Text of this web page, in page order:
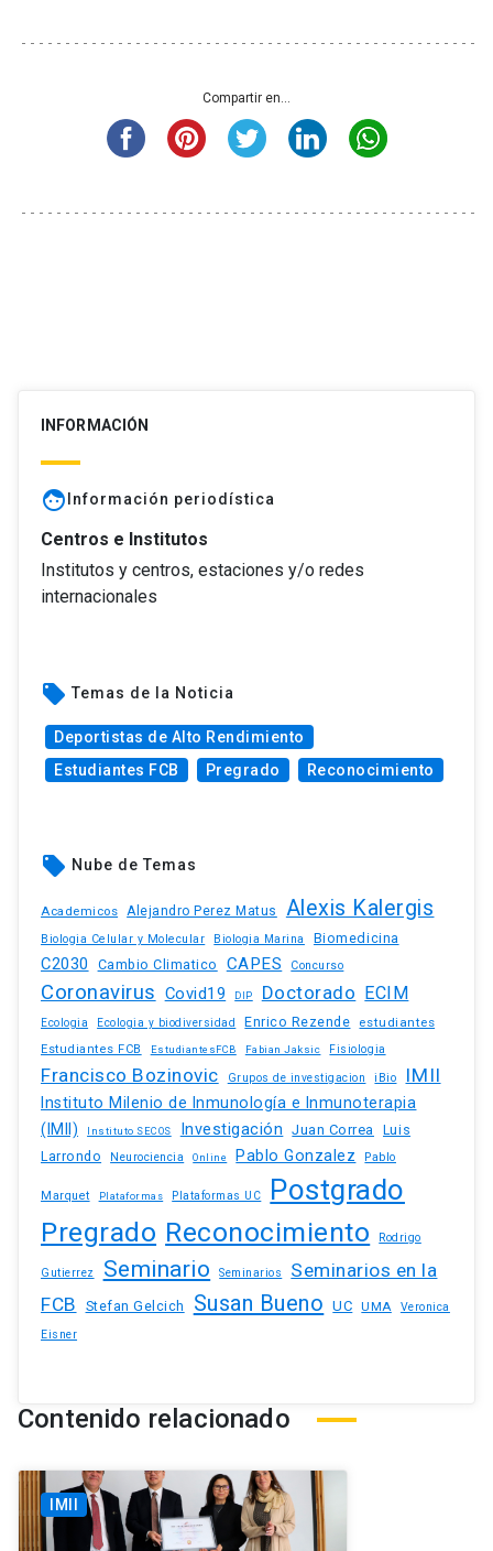
Compartir en...
INFORMACIÓN
face Información periodística
Centros e Institutos
Institutos y centros, estaciones y/o redes
internacionales
local_offer Temas de la Noticia
Deportistas de Alto Rendimiento
Estudiantes FCB
Pregrado Reconocimiento
local_offer Nube de Temas
Academicos Alejandro Perez Matus Alexis Kalergis
Biologia Celular y Molecular Biologia Marina Biomedicina
C2030 Cambio Climatico CAPES Concurso
Coronavirus Covid19 DIP Doctorado ECIM
Ecologia Ecologia y biodiversidad Enrico Rezende estudiantes
Estudiantes FCB EstudiantesFCB Fabian Jaksic Fisiologia
Francisco Bozinovic Grupos de investigacion iBio IMII
Instituto Milenio de Inmunología e Inmunoterapia
(IMII)
Instituto SECOS Investigación Juan Correa Luis
Larrondo
Neurociencia Online Pablo Gonzalez Pablo
Marquet Plataformas Plataformas UC Postgrado
Pregrado Reconocimiento Rodrigo
Gutierrez Seminario Seminarios
Seminarios en la
FCB
Stefan Gelcich Susan Bueno UC UMA
Veronica
Eisner
Contenido relacionado
IMII